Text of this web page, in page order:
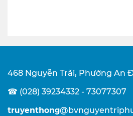
468 Nguyễn Trãi, Phường An
☎ (028) 39234332 - 73077307
truyenthong